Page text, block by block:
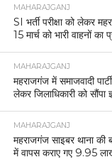
MAHARAJGANJ
SI भर्ती परीक्षा को लेकर
15 मार्च को भारी वाहनों का
MAHARAJGANJ
महराजगंज में समाजवादी
लेकर जिलाधिकारी को सौंपा
MAHARAJGANJ
महराजगंज साइबर थाना की
में वापस कराए गए 9.95